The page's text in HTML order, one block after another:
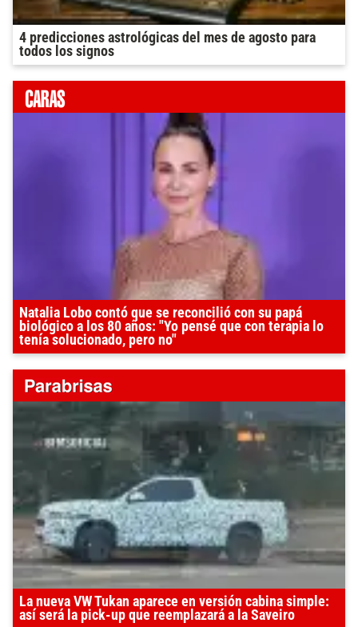
4 predicciones astrológicas del mes de agosto para
todos los signos
Natalia Lobo contó que se reconcilió con su papá
biológico a los 80 años: "Yo pensé que con terapia lo
tenía solucionado, pero no"
La nueva VW Tukan aparece en versión cabina simple:
así será la pick-up que reemplazará a la Saveiro